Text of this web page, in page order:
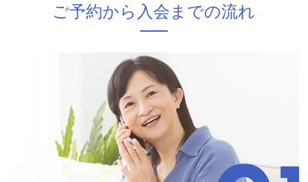
ご予約から入会までの流れ